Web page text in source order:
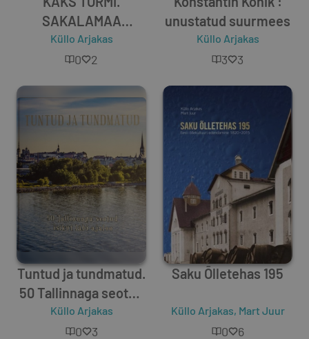
SAKALAMAA
RAHVARINNE.
VILJANDIMAA
Küllo Arjakas
0 2
unustatud suurmees
Küllo Arjakas
3 3
Tuntud ja tundmatud.
50 Tallinnaga seotud
isikut läbi ajaloo
Küllo Arjakas
0 3
Saku Õlletehas 195
Küllo Arjakas, Mart Juur
0 6